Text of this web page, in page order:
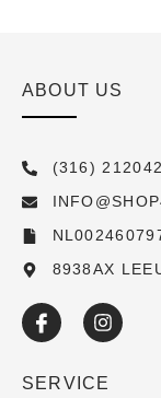
ABOUT US
(316)
8938AX
SERVICE